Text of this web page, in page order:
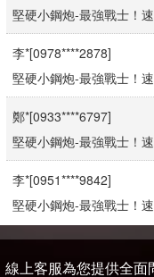
堅硬小鋼炮-最強戰士！
李*[0978****2878]
堅硬小鋼炮-最強戰士！
鄭*[0933****6797]
堅硬小鋼炮-最強戰士！
李*[0951****9842]
堅硬小鋼炮-最強戰士！
王*[0988****2901]
堅硬小鋼炮-最強戰士！
線上客服為您提供全面